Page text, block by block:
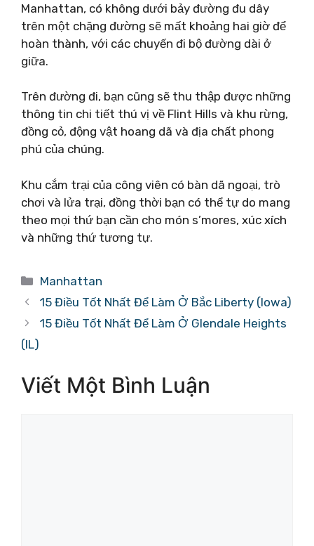
Manhattan, có không dưới bảy đường đu dây
trên một chặng đường sẽ mất khoảng hai giờ để
hoàn thành, với các chuyến đi bộ đường dài ở
giữa.
Trên đường đi, bạn cũng sẽ thu thập được những
thông tin chi tiết thú vị về Flint Hills và khu rừng,
đồng cỏ, động vật hoang dã và địa chất phong
phú của chúng.
Khu cắm trại của công viên có bàn dã ngoại, trò
chơi và lửa trại, đồng thời bạn có thể tự do mang
theo mọi thứ bạn cần cho món s’mores, xúc xích
và những thứ tương tự.
Danh
mục
Manhattan
15 Điều Tốt Nhất Để Làm Ở Bắc Liberty (Iowa)
15 Điều Tốt Nhất Để Làm Ở Glendale Heights
(IL)
Viết Một Bình Luận